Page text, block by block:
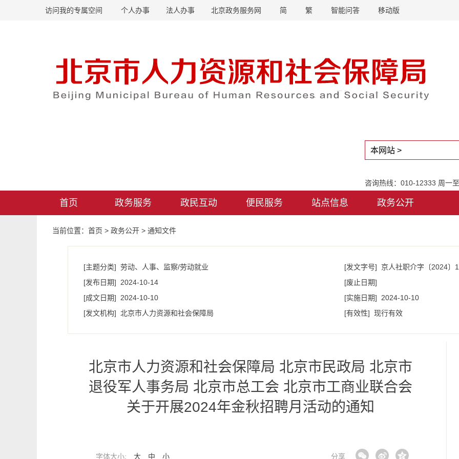
访问我的专属空间 个人办事 法人办事 北京政务服务网 简 繁 智能问答 移动版
咨询热线：010-12333 周一
首页 政务服务 政民互动 便民服务 站点信息 政务公开
当前位置： 首页 > 政务公开 > 通知文件
[主题分类] 劳动、人事、监察/劳动就业 [发文字号]
京人社职介字〔2024〕
[发布日期] 2024-10-14
[废止日期]
[成文日期] 2024-10-10 [实施日期] 2024-10-10
[发文机构] 北京市人力资源和社会保障局 [有效性] 现行有效
北京市人力资源和社会保障局 北京市民政局 北京市
退役军人事务局 北京市总工会 北京市工商业联合会
关于开展2024年金秋招聘月活动的通知
字体大小: 大 中 小 分享